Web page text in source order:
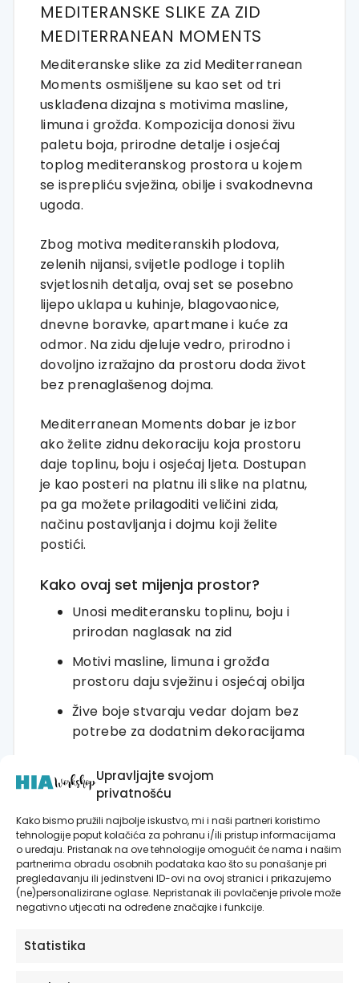
Upravljajte svojom
privatnošću
Kako bismo pružili najbolje iskustvo, mi i naši partneri koristimo
tehnologije poput kolačića za pohranu i/ili pristup informacijama
o uređaju. Pristanak na ove tehnologije omogućit će nama i našim
partnerima obradu osobnih podataka kao što su ponašanje pri
pregledavanju ili jedinstveni ID-ovi na ovoj stranici i prikazujemo
(ne)personalizirane oglase. Nepristanak ili povlačenje privole može
negativno utjecati na određene značajke i funkcije.
Statistika
MEDITERANSKE SLIKE ZA ZID
MEDITERRANEAN MOMENTS
Mediteranske slike za zid Mediterranean
Moments osmišljene su kao set od tri
usklađena dizajna s motivima masline,
limuna i grožđa. Kompozicija donosi živu
paletu boja, prirodne detalje i osjećaj
toplog mediteranskog prostora u kojem
se isprepliću svježina, obilje i svakodnevna
ugoda.
Zbog motiva mediteranskih plodova,
zelenih nijansi, svijetle podloge i toplih
svjetlosnih detalja, ovaj set se posebno
lijepo uklapa u kuhinje, blagovaonice,
dnevne boravke, apartmane i kuće za
odmor. Na zidu djeluje vedro, prirodno i
dovoljno izražajno da prostoru doda život
bez prenaglašenog dojma.
Mediterranean Moments dobar je izbor
ako želite zidnu dekoraciju koja prostoru
daje toplinu, boju i osjećaj ljeta. Dostupan
je kao posteri na platnu ili slike na platnu,
pa ga možete prilagoditi veličini zida,
načinu postavljanja i dojmu koji želite
postići.
Kako ovaj set mijenja prostor?
Unosi mediteransku toplinu, boju i
prirodan naglasak na zid
Motivi masline, limuna i grožđa
prostoru daju svježinu i osjećaj obilja
Žive boje stvaraju vedar dojam bez
potrebe za dodatnim dekoracijama
blagovaonici, dnevnom boravku ili
apartmanu
Lako se kombinira s drvom,
kamenom, svijetlim zidovima i
prirodnim materijalima
Kako naručiti?
Odaberite željenu dimenziju